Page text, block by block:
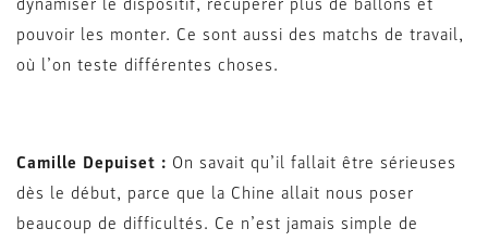
pouvoir les monter. Ce sont aussi des matchs de travail,
où l’on teste différentes choses.
Camille Depuiset : On savait qu’il fallait être sérieuses
dès le début, parce que la Chine allait nous poser
beaucoup de difficultés. Ce n’est jamais simple de